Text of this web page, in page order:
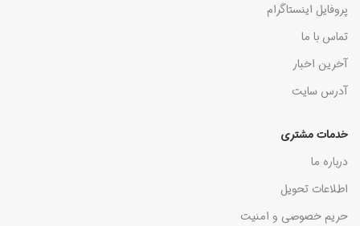
پروفایل اینستاگرام
تماس با ما
آخرین اخبار
آدرس سایت
خدمات مشتری
درباره ما
اطلاعات تحویل
حریم خصوصی و امنیت